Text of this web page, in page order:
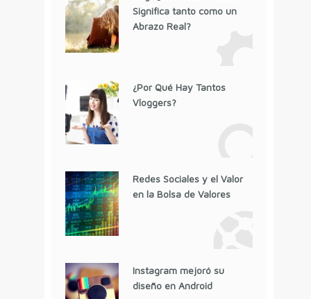
Significa tanto como un
Abrazo Real?
¿Por Qué Hay Tantos
Vloggers?
Redes Sociales y el Valor
en la Bolsa de Valores
Instagram mejoró su
diseño en Android